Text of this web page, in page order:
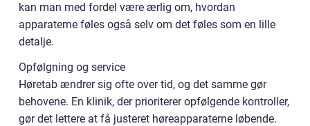
kan man med fordel være ærlig om, hvordan
apparaterne føles også selv om det føles som en lille
detalje.
Opfølgning og service
Høretab ændrer sig ofte over tid, og det samme gør
behovene. En klinik, der prioriterer opfølgende kontroller,
gør det lettere at få justeret høreapparaterne løbende.